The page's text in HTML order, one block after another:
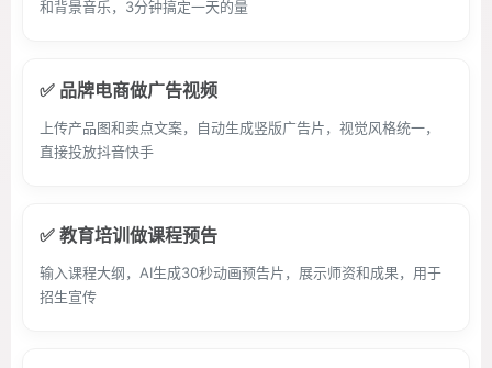
和背景音乐，3分钟搞定一天的量
✅ 品牌电商做广告视频
上传产品图和卖点文案，自动生成竖版广告片，视觉风格统一，
直接投放抖音快手
✅ 教育培训做课程预告
输入课程大纲，AI生成30秒动画预告片，展示师资和成果，用于
招生宣传